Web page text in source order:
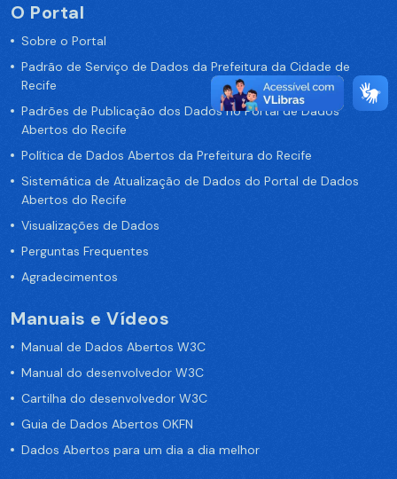
O Portal
Sobre o Portal
Padrão de Serviço de Dados da Prefeitura da Cidade de
Recife
Padrões de Publicação dos Dados no Portal de Dados
Abertos do Recife
Política de Dados Abertos da Prefeitura do Recife
Sistemática de Atualização de Dados do Portal de Dados
Abertos do Recife
Visualizações de Dados
Perguntas Frequentes
Agradecimentos
Manuais e Vídeos
Manual de Dados Abertos W3C
Manual do desenvolvedor W3C
Cartilha do desenvolvedor W3C
Guia de Dados Abertos OKFN
Dados Abertos para um dia a dia melhor